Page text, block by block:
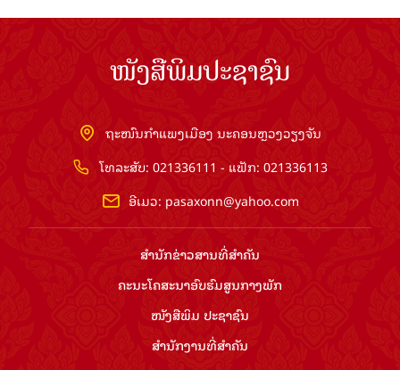
ໜັງສືພິມປະຊາຊົນ
ຖະໜົນກຳແພງເມືອງ ນະຄອນຫຼວງວຽງຈັນ
ໂທລະສັບ: 021336111 - ແຟັກ: 021336113
ອີເມວ: pasaxonn@yahoo.com
ສຳ​ນັກ​ຂ່າວ​ສານ​ທີ່​ສຳ​ຄັນ​
ຄະນະໂຄສະນາອົບຮົມ​ສູນ​ກາງ​ພັກ
ໜັງສືພິມ ປະ​ຊາ​ຊົນ
ສຳ​ນັກ​ງານ​ທີ່​ສຳ​ຄັນ